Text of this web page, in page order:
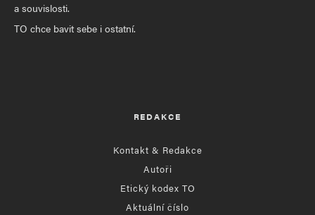
a souvislosti.
TO chce bavit sebe i ostatní.
REDAKCE
Kontakt & Redakce
Autoři
Etický kodex TO
Aktuální číslo